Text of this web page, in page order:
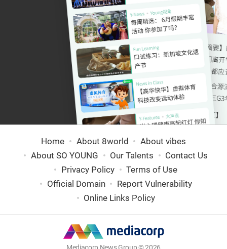
Home About 8world
About vibes
About SO YOUNG
Our Talents
Contact Us
Privacy Policy
Terms of Use
Official Domain
Report Vulnerability
Online Links Policy